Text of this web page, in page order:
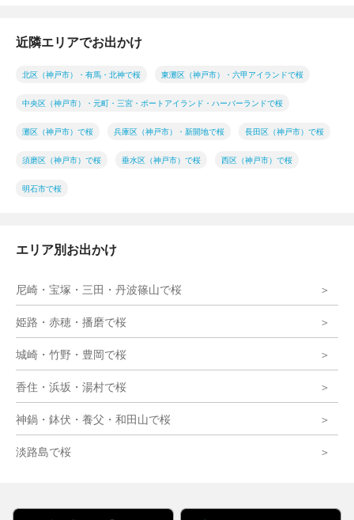
近隣エリアでお出かけ
北区（神戸市）・有馬・北神で桜 東灘区（神戸市）・六甲アイランドで桜
中央区（神戸市）・元町・三宮・ポートアイランド・ハーバーランドで桜
灘区（神戸市）で桜 兵庫区（神戸市）・新開地で桜 長田区（神戸市）で桜
須磨区（神戸市）で桜 垂水区（神戸市）で桜 西区（神戸市）で桜
明石市で桜
エリア別お出かけ
尼崎・宝塚・三田・丹波篠山で桜
姫路・赤穂・播磨で桜
城崎・竹野・豊岡で桜
香住・浜坂・湯村で桜
神鍋・鉢伏・養父・和田山で桜
淡路島で桜